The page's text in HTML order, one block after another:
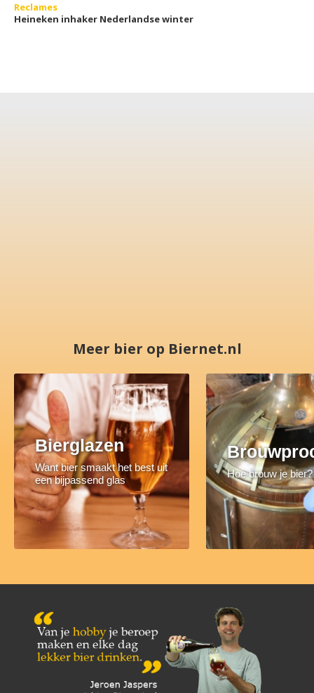
Reclames
Heineken inhaker Nederlandse winter
Meer bier op Biernet.nl
Bierglazen
Want bier smaakt het best uit
een bijpassend glas
Hoe brouw je bier?